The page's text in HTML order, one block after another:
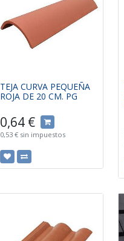
TEJA CURVA PEQUEÑA
ROJA DE 20 CM. PG
0,64 €
0,53 € sin impuestos